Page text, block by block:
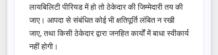
लायबिलिटी पीरियड में हो तो ठेकेदार की जिम्मेदारी तय की
जाए। आपदा से संबंधित कोई भी क्षतिपूर्ति लंबित न रखी
जाए, तथा किसी ठेकेदार द्वारा जनहित कार्यों में बाधा स्वीकार्य
नहीं होगी।